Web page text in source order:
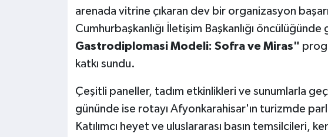
arenada vitrine çıkaran dev bir organizasyon
Cumhurbaşkanlığı İletişim Başkanlığı
Gastrodiplomasi Modeli: Sofra ve Miras"
katkı sundu.
Çeşitli paneller, tadım etkinlikleri ve sunumlarla
gününde ise rotayı Afyonkarahisar'ın turizmde
Katılımcı heyet ve uluslararası basın temsilcileri,